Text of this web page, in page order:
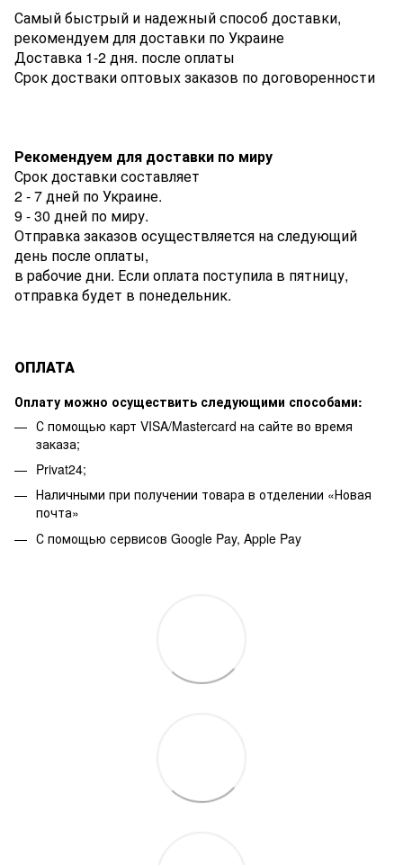
Самый быстрый и надежный способ доставки,
рекомендуем для доставки по Украине
Доставка 1-2 дня. после оплаты
Срок достваки оптовых заказов по договоренности
Рекомендуем для доставки по миру
Срок доставки составляет
2 - 7 дней по Украине.
9 - 30 дней по миру.
Отправка заказов осуществляется на следующий
день после оплаты,
в рабочие дни. Если оплата поступила в пятницу,
отправка будет в понедельник.
ОПЛАТА
Оплату можно осуществить следующими способами:
С помощью карт VISA/Mastercard на сайте во время
заказа;
Privat24;
Наличными при получении товара в отделении «Новая
почта»
С помощью сервисов Google Pay, Apple Pay